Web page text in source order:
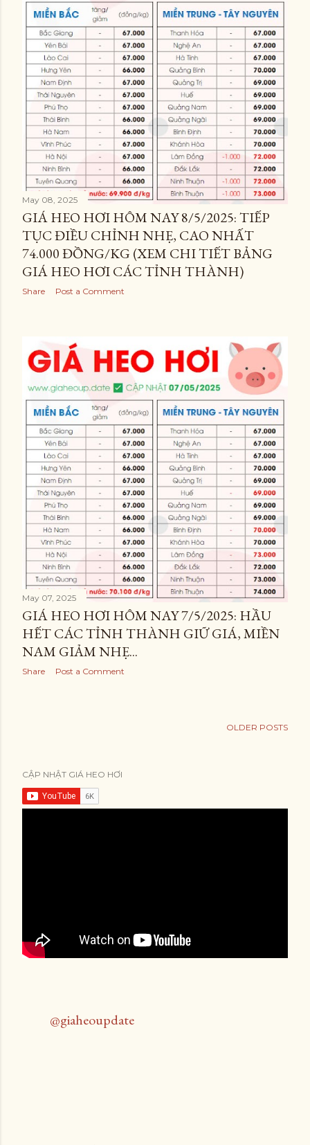
May 08, 2025
GIÁ HEO HƠI HÔM NAY 8/5/2025: TIẾP
TỤC ĐIỀU CHỈNH NHẸ, CAO NHẤT
74.000 ĐỒNG/KG (XEM CHI TIẾT BẢNG
GIÁ HEO HƠI CÁC TỈNH THÀNH)
Share Post a Comment
May 07, 2025
GIÁ HEO HƠI HÔM NAY 7/5/2025: HẦU
HẾT CÁC TỈNH THÀNH GIỮ GIÁ, MIỀN
NAM GIẢM NHẸ...
Share Post a Comment
OLDER POSTS
CẬP NHẬT GIÁ HEO HƠI
@giaheoupdate